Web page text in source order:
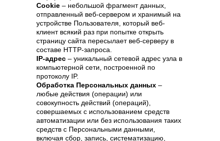
Cookie – небольшой фрагмент данных,
отправленный веб-сервером и хранимый на
устройстве Пользователя, который веб-
клиент всякий раз при попытке открыть
страницу сайта пересылает веб-серверу в
составе HTTP-запроса.
IP-адрес – уникальный сетевой адрес узла в
компьютерной сети, построенной по
протоколу IP.
Обработка Персональных данных –
любые действия (операции) или
совокупность действий (операций),
совершаемых с использованием средств
автоматизации или без использования таких
средств с Персональными данными,
включая сбор, запись, систематизацию,